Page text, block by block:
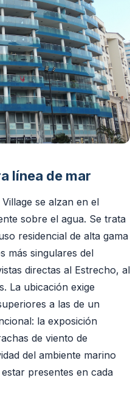
línea de mar
se alzan en el
sobre el agua. Se trata
residencial de alta gama
más singulares del
directas al Estrecho, al
La ubicación exige
a las de un
la exposición
de viento de
del ambiente marino
presentes en cada